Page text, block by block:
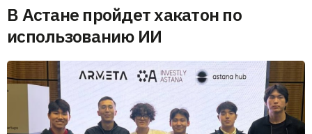
В Астане пройдет хакатон по
использованию ИИ